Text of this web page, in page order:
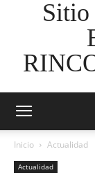
Inicio Actualidad
Actualidad